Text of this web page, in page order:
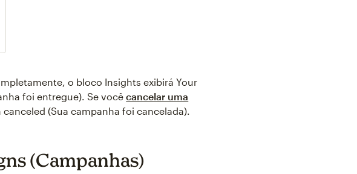
o bloco Insights exibirá Your
foi entregue). Se vocêcancelar uma
(Sua campanha foi cancelada).
(Campanhas)